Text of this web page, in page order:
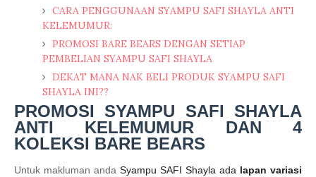
CARA PENGGUNAAN SYAMPU SAFI SHAYLA ANTI
KELEMUMUR:
PROMOSI BARE BEARS DENGAN SETIAP
PEMBELIAN SYAMPU SAFI SHAYLA
DEKAT MANA NAK BELI PRODUK SYAMPU SAFI
SHAYLA INI??
PROMOSI SYAMPU SAFI SHAYLA
ANTI KELEMUMUR DAN 4
KOLEKSI BARE BEARS
Untuk makluman anda Syampu SAFI Shayla ada lapan variasi